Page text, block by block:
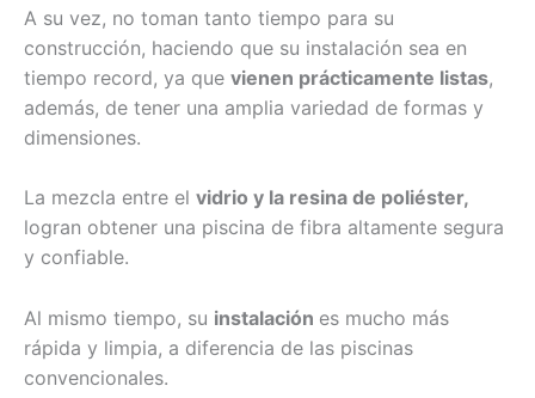
A su vez, no toman tanto tiempo para su
construcción, haciendo que su instalación sea en
tiempo record, ya que vienen prácticamente listas,
además, de tener una amplia variedad de formas y
dimensiones.
La mezcla entre el vidrio y la resina de poliéster,
logran obtener una piscina de fibra altamente segura
y confiable.
Al mismo tiempo, su instalación es mucho más
rápida y limpia, a diferencia de las piscinas
convencionales.